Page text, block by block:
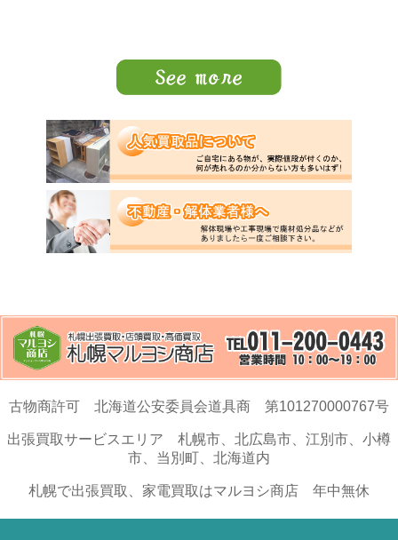
古物商許可 北海道公安委員会道具商 第101270000767号
出張買取サービスエリア 札幌市、北広島市、江別市、小樽
市、当別町、北海道内
札幌で出張買取、家電買取はマルヨシ商店 年中無休